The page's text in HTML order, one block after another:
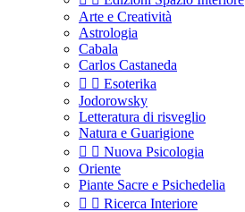
Arte e Creatività
Astrologia
Cabala
Carlos Castaneda
  Esoterika
Jodorowsky
Letteratura di risveglio
Natura e Guarigione
  Nuova Psicologia
Oriente
Piante Sacre e Psichedelia
  Ricerca Interiore